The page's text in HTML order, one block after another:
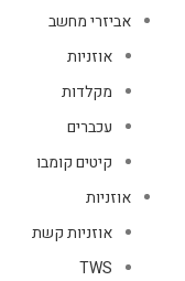
אביזרי מחשב
אוזניות
מקלדות
עכברים
קיטים קומבו
אוזניות
אוזניות קשת
TWS